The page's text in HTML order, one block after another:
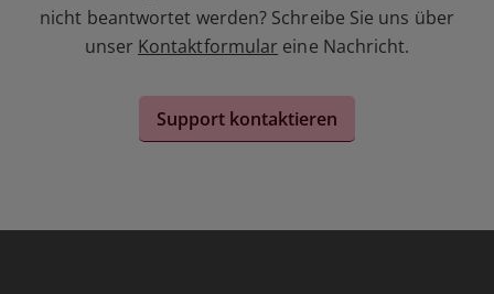
nicht beantwortet werden? Schreibe Sie uns über
unser Kontaktformular eine Nachricht.
Support kontaktieren